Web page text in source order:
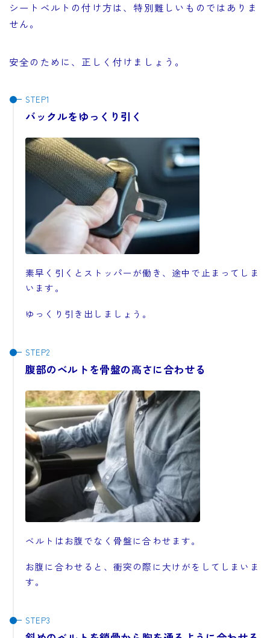
シートベルトの付け方は、特別難しいものではありま
せん。
安全のために、正しく付けましょう。
バックルをゆっくり引く
素早く引くとストッパーが働き、途中で止まってしま
います。
ゆっくり引き出しましょう。
腹部のベルトを骨盤の高さに合わせる
ベルトはお腹でなく骨盤に合わせます。
お腹に合わせると、衝突の際に大けがをしてしまいま
す。